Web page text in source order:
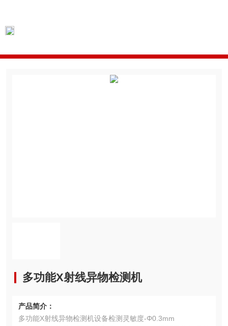
多功能X射线异物检测机
产品简介：
多功能X射线异物检测机设备检测灵敏度-Φ0.3mm